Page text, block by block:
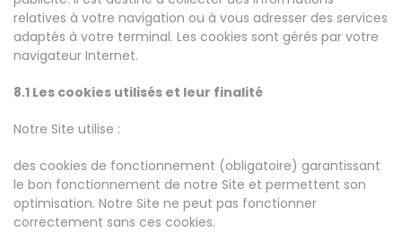
relatives à votre navigation ou à vous adresser des services
adaptés à votre terminal. Les cookies sont gérés par votre
navigateur Internet.
8.1 Les cookies utilisés et leur finalité
Notre Site utilise :
des cookies de fonctionnement (obligatoire) garantissant
le bon fonctionnement de notre Site et permettent son
optimisation. Notre Site ne peut pas fonctionner
correctement sans ces cookies.